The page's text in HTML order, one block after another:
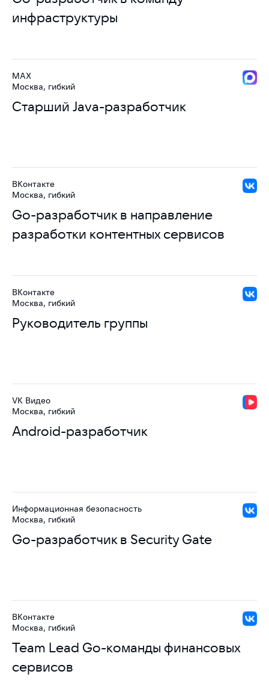
инфраструктуры
Старший Java-разработчик
MAX
Москва, гибкий
Go-разработчик в направление
разработки контентных сервисов
ВКонтакте
Москва, гибкий
Руководитель группы
ВКонтакте
Москва, гибкий
Android-разработчик
VK Видео
Москва, гибкий
Go-разработчик в Security Gate
Информационная безопасность
Москва, гибкий
Team Lead Go-команды финансовых
сервисов
ВКонтакте
Москва, гибкий